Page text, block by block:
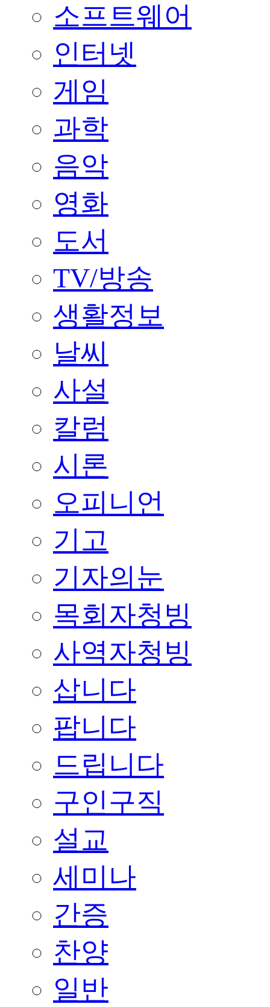
소프트웨어
인터넷
게임
과학
음악
영화
도서
TV/방송
생활정보
날씨
사설
칼럼
시론
오피니언
기고
기자의눈
목회자청빙
사역자청빙
삽니다
팝니다
드립니다
구인구직
설교
세미나
간증
찬양
일반